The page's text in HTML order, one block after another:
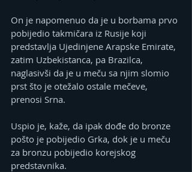
On je napomenuo da je u borbama prvo
pobijedio takmičara iz Rusije koji
predstavlja Ujedinjene Arapske Emirate,
zatim Uzbekistanca, pa Brazilca,
naglasivši da je u meču sa njim slomio
prst što je otežalo ostale mečeve,
prenosi Srna.
Uspio je, kaže, da ipak dođe do bronze
pošto je pobijedio Grka, dok je u meču
za bronzu pobijedio korejskog
predstavnika.